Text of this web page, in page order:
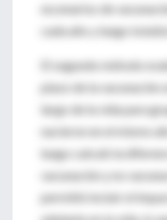
escenarios de
cada año y luego
El segundo método
plazo de la vacunación
largo de la vida para
nacieron en el mismo
luego calculó la
vacunación y no
permitió incluir el